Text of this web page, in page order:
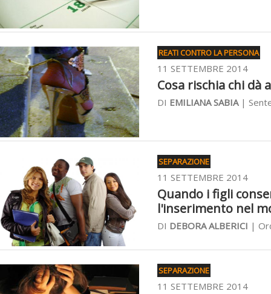
REATI CONTRO LA PERSONA
11 SETTEMBRE 2014
Cosa rischia chi dà
DI EMILIANA SABIA|
SEPARAZIONE
11 SETTEMBRE 2014
Quando i figli
l'inserimento nel
DI DEBORA ALBERICI |
SEPARAZIONE
11 SETTEMBRE 2014